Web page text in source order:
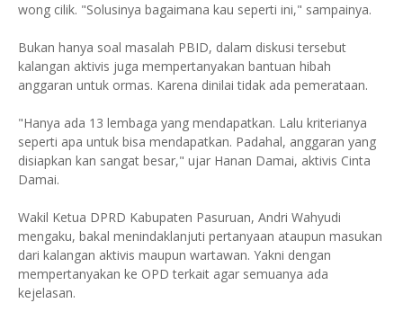
wong cilik. "Solusinya bagaimana kau seperti ini," sampainya.
Bukan hanya soal masalah PBID, dalam diskusi tersebut
kalangan aktivis juga mempertanyakan bantuan hibah
anggaran untuk ormas. Karena dinilai tidak ada pemerataan.
"Hanya ada 13 lembaga yang mendapatkan. Lalu kriterianya
seperti apa untuk bisa mendapatkan. Padahal, anggaran yang
disiapkan kan sangat besar," ujar Hanan Damai, aktivis Cinta
Damai.
Wakil Ketua DPRD Kabupaten Pasuruan, Andri Wahyudi
mengaku, bakal menindaklanjuti pertanyaan ataupun masukan
dari kalangan aktivis maupun wartawan. Yakni dengan
mempertanyakan ke OPD terkait agar semuanya ada
kejelasan.